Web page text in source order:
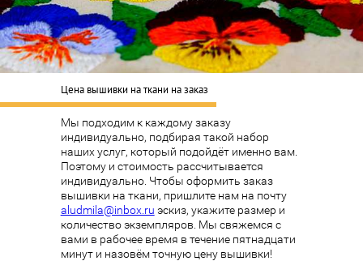
Цена вышивки на ткани на заказ
Мы подходим к каждому заказу
индивидуально, подбирая такой набор
наших услуг, который подойдёт именно вам.
Поэтому и стоимость рассчитывается
индивидуально. Чтобы оформить заказ
вышивки на ткани, пришлите нам на почту
aludmila@inbox.ru эскиз, укажите размер и
количество экземпляров. Мы свяжемся с
вами в рабочее время в течение пятнадцати
минут и назовём точную цену вышивки!